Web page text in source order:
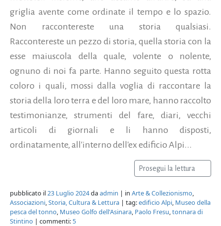
griglia avente come ordinate il tempo e lo spazio.
Non raccontereste una storia qualsiasi.
Raccontereste un pezzo di storia, quella storia con la
esse maiuscola della quale, volente o nolente,
ognuno di noi fa parte. Hanno seguito questa rotta
coloro i quali, mossi dalla voglia di raccontare la
storia della loro terra e del loro mare, hanno raccolto
testimonianze, strumenti del fare, diari, vecchi
articoli di giornali e li hanno disposti,
ordinatamente, all'interno dell'ex edificio Alpi...
Prosegui la lettura
pubblicato il23 Luglio 2024daadmin | in Arte & Collezionismo,
Associazioni,Storia, Cultura & Lettura | tag:edificio Alpi, Museo della
pesca del tonno, Museo Golfo dell'Asinara, Paolo Fresu,tonnara di
Stintino | commenti: 5